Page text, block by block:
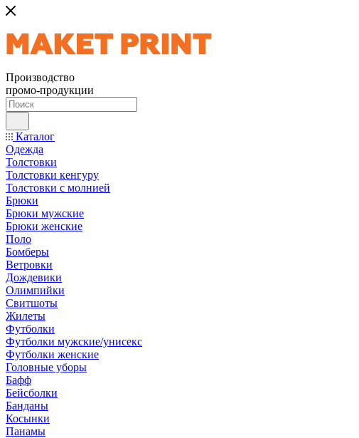
Производство
промо-продукции
Каталог
Одежда
Толстовки
Толстовки кенгуру
Толстовки с молнией
Брюки
Брюки мужские
Брюки женские
Поло
Бомберы
Ветровки
Дождевики
Олимпийки
Свитшоты
Жилеты
Футболки
Футболки мужские/унисекс
Футболки женские
Головные уборы
Бафф
Бейсболки
Банданы
Косынки
Панамы